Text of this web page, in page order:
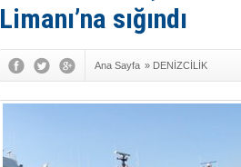
Limanı’na sığındı
Ana Sayfa » DENİZCİLİK